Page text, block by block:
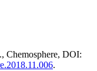
Chemosphere, DOI:
.